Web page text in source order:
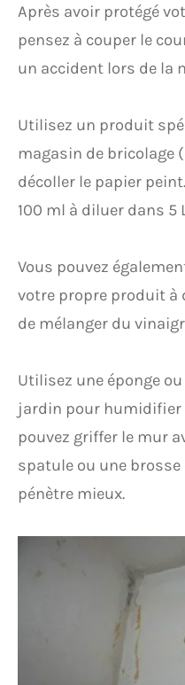
Après avoir protégé
pensez à couper le
un accident lors de la
Utilisez un produit
magasin de bricolage
décoller le papier
100 ml à diluer dans 5
Vous pouvez
votre propre produit
de mélanger du
Utilisez une éponge
jardin pour humidifier
pouvez griffer le mur
spatule ou une brosse
pénètre mieux.